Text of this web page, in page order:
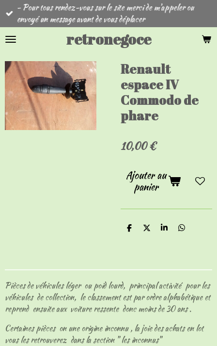
Passer
principal
retronegoce
- Pour tous rendez-vous sur le site merci de m'appeler ou
envoyé un message avant de vous déplacer
Renault
espace IV
Commodo de
phare
10,00 €
Ajouter au
panier
P
g
r
P
g
r
P
g
r
P
g
r
Pièces de véhicules léger ou poid lourd, principal activité pour les
véhicules de collection, le classement est par ordre alphabétique et
reprend ensuite aux voiture ressente donc moins de 30 ans .
Certaines pièces on une origine inconnu , la joie des achats en lot
vous les retrouverez dans la section " les inconnus"